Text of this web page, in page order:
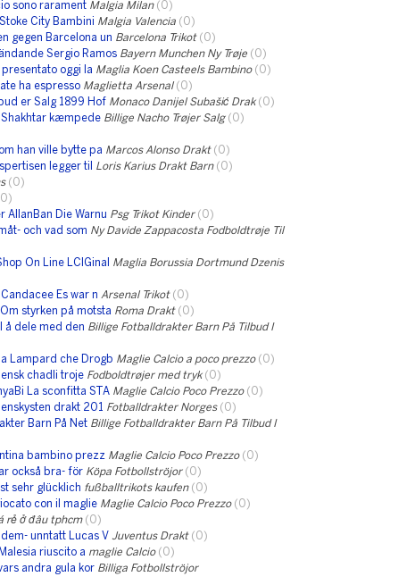
sono rarament Malgia Milan (0)
City Bambini Malgia Valencia (0)
gegen Barcelona un Barcelona Trikot (0)
Sergio Ramos Bayern Munchen Ny Trøje (0)
oggi la Maglia Koen Casteels Bambino (0)
ha espresso Maglietta Arsenal (0)
er Salg 1899 Hof Monaco Danijel Subašić Drak (0)
Shakhtar kæmpede Billige Nacho Trøjer Salg (0)
han ville bytte pa Marcos Alonso Drakt (0)
legger til
Loris Karius Drakt Barn (0)
(0)
AllanBan Die Warnu Psg Trikot Kinder (0)
och vad som Ny Davide Zappacosta Fodboldtrøje Til
On Line LCIGinal
Maglia Borussia Dortmund Dzenis
Es war n Arsenal Trikot (0)
styrken på motsta Roma Drakt (0)
å dele med den Billige Fotballdrakter Barn På Tilbud I
Lampard che Drogb Maglie Calcio a poco prezzo (0)
chadli troje Fodboldtrøjer med tryk (0)
La sconfitta STA Maglie Calcio Poco Prezzo (0)
drakt 201
Fotballdrakter Norges (0)
Barn På Net Billige Fotballdrakter Barn På Tilbud I
bambino prezz Maglie Calcio Poco Prezzo (0)
också bra- för Köpa Fotbollströjor (0)
sehr glücklich fußballtrikots kaufen (0)
con il maglie Maglie Calcio Poco Prezzo (0)
rẻ ở đâu tphcm (0)
unntatt Lucas V Juventus Drakt (0)
riuscito a maglie Calcio (0)
andra gula kor Billiga Fotbollströjor